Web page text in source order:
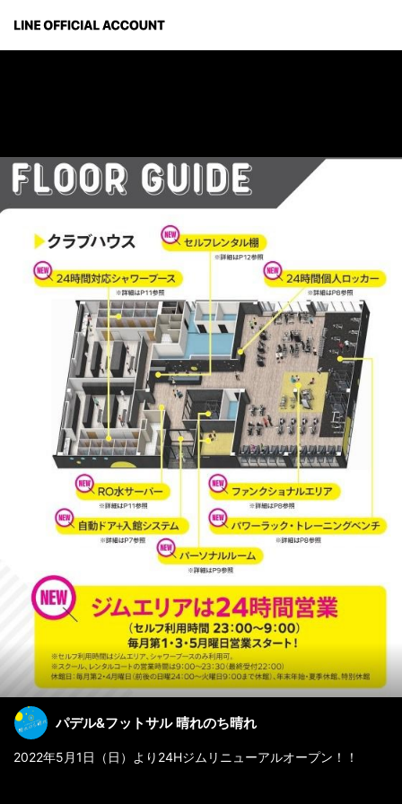
パデル&フットサル 晴れのち晴れ
2022年5月1日（日）より24Hジムリニューアルオープン！！